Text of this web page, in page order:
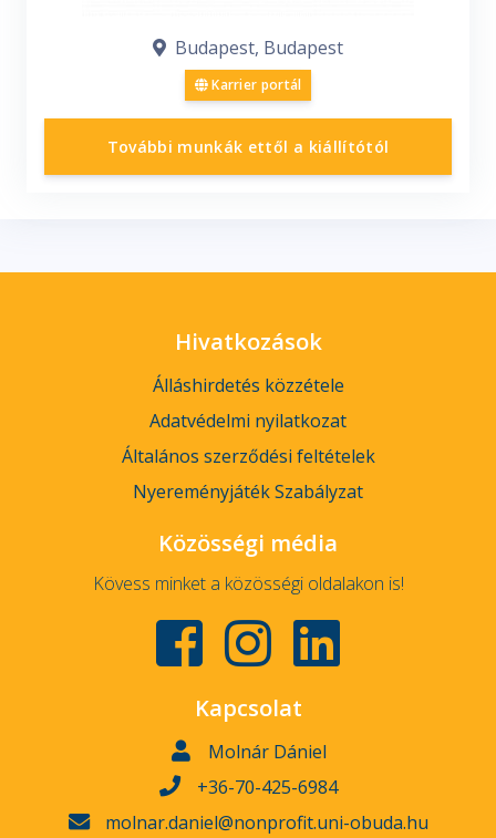
Budapest, Budapest
Karrier portál
További munkák ettől a kiállítótól
Hivatkozások
Álláshirdetés közzétele
Adatvédelmi nyilatkozat
Általános szerződési feltételek
Nyereményjáték Szabályzat
Közösségi média
Kövess minket a közösségi oldalakon is!
Kapcsolat
Molnár Dániel
+36-70-425-6984
molnar.daniel@nonprofit.uni-obuda.hu